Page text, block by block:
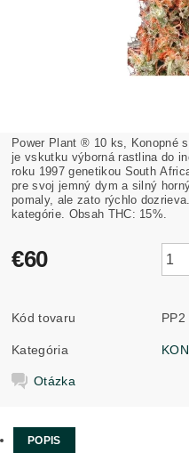
Power Plant ® 10 ks, Konopné
je vskutku výborná rastlina do
roku 1997 genetikou South
pre svoj jemný dym a silný
pomaly, ale zato rýchlo
kategórie. Obsah THC: 15%.
€60
Kód tovaru PP2
Kategória
Otázka
POPIS